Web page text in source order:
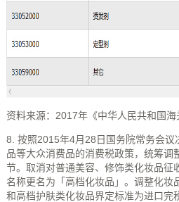
资料来源：2017年《中华人民共和国海
8. 按照2015年4月28日国务院常务会议
品等大众消费品的消费税政策，统筹调
节。取消对普通美容、修饰类化妆品征
名称更名为「高档化妆品」。调整化妆
和高档护肤类化妆品界定标准为进口完